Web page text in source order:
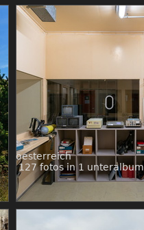
oesterreich
127 fotos in 1 unteralbum